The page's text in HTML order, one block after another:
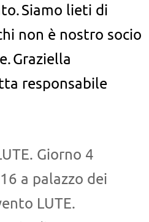
Siamo lieti di
non è nostro socio
Graziella
responsabile
Giorno 4
a palazzo dei
LUTE.